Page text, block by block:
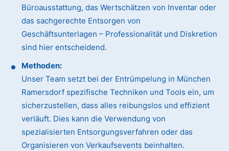
Büroausstattung, das Wertschätzen von Inventar oder
das sachgerechte Entsorgen von
Geschäftsunterlagen – Professionalität und Diskretion
sind hier entscheidend.
Methoden:
Unser Team setzt bei der Entrümpelung in München
Ramersdorf spezifische Techniken und Tools ein, um
sicherzustellen, dass alles reibungslos und effizient
verläuft. Dies kann die Verwendung von
spezialisierten Entsorgungsverfahren oder das
Organisieren von Verkaufsevents beinhalten.